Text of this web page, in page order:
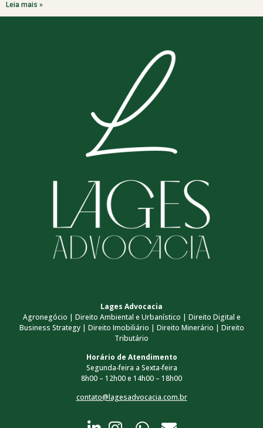
Leia mais »
Lages Advocacia
Agronegócio | Direito Ambiental e Urbanístico | Direito Digital e
Business Strategy | Direito Imobiliário | Direito Minerário | Direito
Tributário
Horário de Atendimento
Segunda-feira a Sexta-feira
8h00 – 12h00 e 14h00 – 18h00
contato@lagesadvocacia.com.br